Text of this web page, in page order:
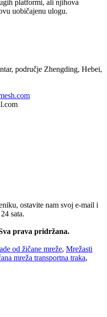
platformi, ali njihova
uobičajenu ulogu.
područje Zhengding, Hebei,
ostavite nam svoj e-mail i
sata.
prava pridržana.
od žičane mreže, Mrežasti
mreža transportna traka,